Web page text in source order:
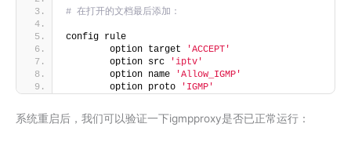
# 在打开的文档最后添加：
config rule
        option target
'ACCEPT'
        option src
'iptv'
        option name
'Allow_IGMP'
        option proto
'IGMP'
系统重启后，我们可以验证一下igmpproxy是否已正常运行：